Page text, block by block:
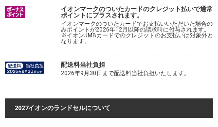
イオンマークのついたカードのクレジット払いで通常
ポイントにプラスされます。
イオンマークのついたカードでお支払いいただいた場合の
みポイントが2026年12月以降の請求時に付与されます。
※イオンJMBカードでのクレジットのお支払いは対象外と
なります。
配送料当社負担
2026年9月30日まで配送料当社負担いたします。
2027イオンのランドセルについて